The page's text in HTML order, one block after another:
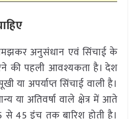
अनुसंधान एवं सिंचाई के
की पहली आवश्यकता है। देश
या अपर्याप्त सिंचाई वाली है।
या अतिवर्षा वाले क्षेत्र में आते